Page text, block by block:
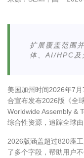
扩展覆盖范围
体、AI/HPC及
美国加州时间2026年7 月
合宣布发布2026版《全
Worldwide Assembly &
综合性资源，追踪全球由
2026版涵盖超过820座
了多个字段，帮助用户